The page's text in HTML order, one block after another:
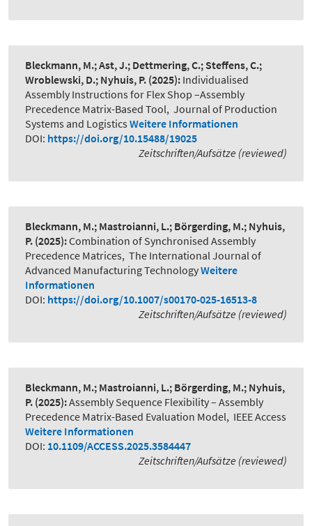
Bleckmann, M.; Ast, J.; Dettmering, C.; Steffens, C.;
Wroblewski, D.; Nyhuis, P. (2025): Individualised
Assembly Instructions for Flex Shop –Assembly
Precedence Matrix-Based Tool, Journal of Production
Systems and Logistics Weitere Informationen
DOI: https://doi.org/10.15488/19025
Zeitschriften/Aufsätze (reviewed)
Bleckmann, M.; Mastroianni, L.; Börgerding, M.; Nyhuis,
P. (2025):Combination of Synchronised Assembly
Precedence Matrices, The International Journal of
Advanced Manufacturing TechnologyWeitere
Informationen
DOI: https://doi.org/10.1007/s00170-025-16513-8
Zeitschriften/Aufsätze (reviewed)
Bleckmann, M.; Mastroianni, L.; Börgerding, M.; Nyhuis,
P. (2025):Assembly Sequence Flexibility – Assembly
Precedence Matrix-Based Evaluation Model, IEEE Access
Weitere Informationen
DOI: 10.1109/ACCESS.2025.3584447
Zeitschriften/Aufsätze (reviewed)